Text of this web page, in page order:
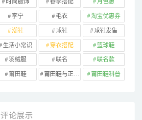
时尚服饰 春季搭配 月色惠
李宁 毛衣 淘宝优惠券
潮鞋 球鞋 球鞋发售
生活小常识 穿衣搭配 篮球鞋
羽绒服 联名 联名款
莆田鞋 莆田鞋与正品对比 莆田鞋科普
评论展示